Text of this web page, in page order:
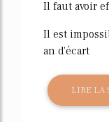
Il faut avoir
Il est
an d'écart
LIRE LA